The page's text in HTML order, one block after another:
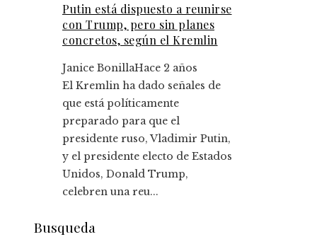
Putin está dispuesto a reunirse
con Trump, pero sin planes
concretos, según el Kremlin
Janice BonillaHace 2 años
El Kremlin ha dado señales de
que está políticamente
preparado para que el
presidente ruso, Vladimir Putin,
y el presidente electo de Estados
Unidos, Donald Trump,
celebren una reu...
Busqueda